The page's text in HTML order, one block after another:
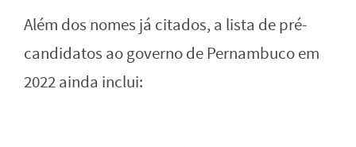
Além dos nomes já citados, a lista de pré-
candidatos ao governo de Pernambuco em
2022 ainda inclui: